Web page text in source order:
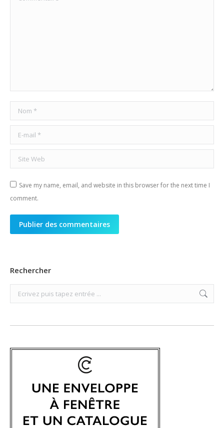
Nom *
E-mail *
Site Web
Save my name, email, and website in this browser for the next time I
comment.
Publier des commentaires
Rechercher
Search: